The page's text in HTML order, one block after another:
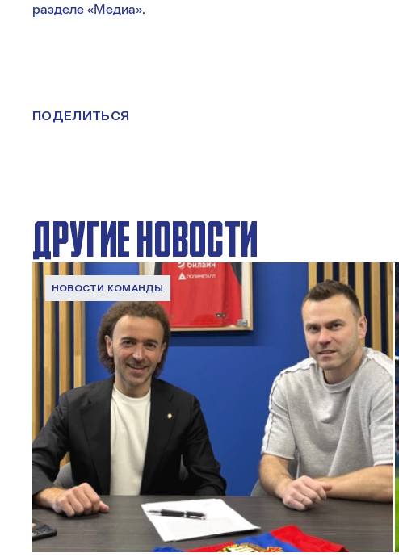
разделе «Медиа».
ПОДЕЛИТЬСЯ
ДРУГИЕ НОВОСТИ
НОВОСТИ КОМАНДЫ
Капитан – с нами!
2 ИЮНЯ 2026 12:55